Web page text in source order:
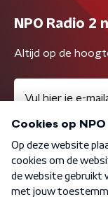
NPO Radio 2
Altijd op de
Algemene